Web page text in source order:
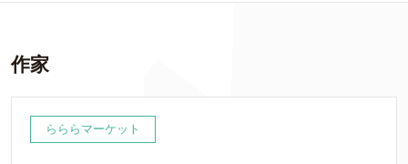
作家
らららマーケット